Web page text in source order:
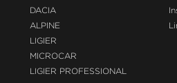
DACIA
ALPINE
LIGIER
MICROCAR
LIGIER PROFESSIONAL